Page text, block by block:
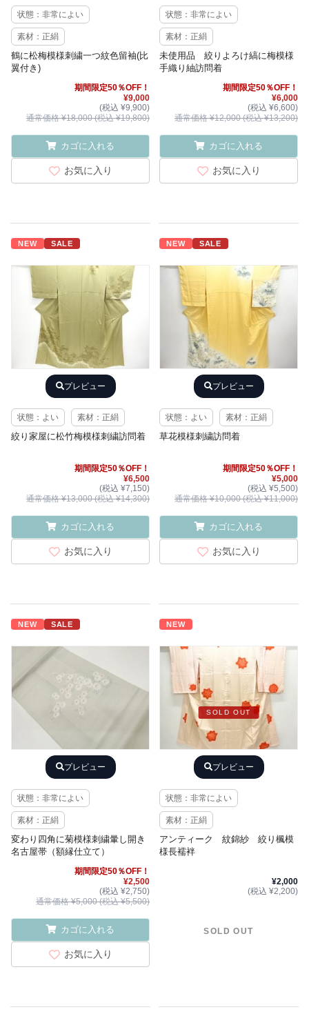
状態：非常によい
素材：正絹
鶴に松梅模様刺繍一つ紋色留袖(比
翼付き)
期間限定50％OFF！
¥9,000
(税込 ¥9,900)
通常価格 ¥18,000 (税込 ¥19,800)
カゴに入れる
お気に入り
状態：非常によい
素材：正絹
未使用品 絞りよろけ縞に梅模様
手織り紬訪問着
期間限定50％OFF！
¥6,000
(税込 ¥6,600)
通常価格 ¥12,000 (税込 ¥13,200)
カゴに入れる
お気に入り
NEW SALE
プレビュー
状態：よい 素材：正絹
絞り家屋に松竹梅模様刺繍訪問着
期間限定50％OFF！
¥6,500
(税込 ¥7,150)
通常価格 ¥13,000 (税込 ¥14,300)
カゴに入れる
お気に入り
NEW SALE
プレビュー
状態：よい 素材：正絹
草花模様刺繍訪問着
期間限定50％OFF！
¥5,000
(税込 ¥5,500)
通常価格 ¥10,000 (税込 ¥11,000)
カゴに入れる
お気に入り
NEW SALE
プレビュー
状態：非常によい
素材：正絹
変わり四角に菊模様刺繍暈し開き
名古屋帯（額縁仕立て）
期間限定50％OFF！
¥2,500
(税込 ¥2,750)
通常価格 ¥5,000 (税込 ¥5,500)
カゴに入れる
お気に入り
NEW
SOLD OUT
プレビュー
状態：非常によい
素材：正絹
アンティーク 紋錦紗 絞り楓模
様長襦袢
¥2,000
(税込 ¥2,200)
SOLD OUT